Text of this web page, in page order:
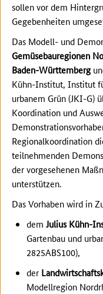
sollen vor dem
Gegebenheiten
Das Modell- und
Gemüsebauregionen
Baden-Württemberg
Kühn-Institut, Institut
urbanem Grün (JKI-G)
Koordination und
Regionalkoordination
teilnehmenden
der vorgesehenen
unterstützen.
Das Vorhaben wird in
dem Julius Kühn-
Gartenbau und
2825ABS100),
der
Modellregion